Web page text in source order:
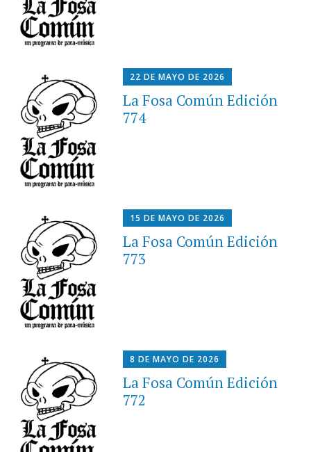
22 DE MAYO DE 2026
La Fosa Común Edición
774
15 DE MAYO DE 2026
La Fosa Común Edición
773
8 DE MAYO DE 2026
La Fosa Común Edición
772